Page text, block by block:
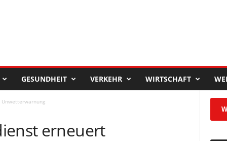
GESUNDHEIT VERKEHR WIRTSCHAFT
erneuert